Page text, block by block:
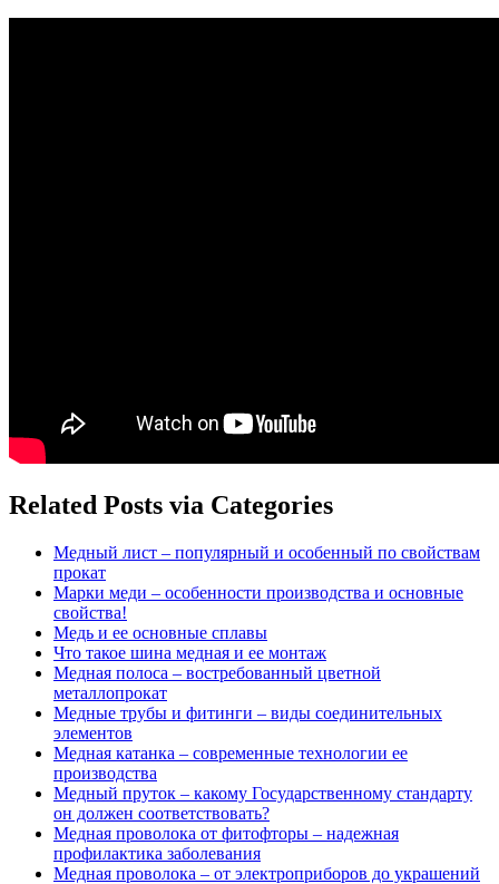
Related Posts via Categories
Медный лист – популярный и особенный по свойствам
прокат
Марки меди – особенности производства и основные
свойства!
Медь и ее основные сплавы
Что такое шина медная и ее монтаж
Медная полоса – востребованный цветной
металлопрокат
Медные трубы и фитинги – виды соединительных
элементов
Медная катанка – современные технологии ее
производства
Медный пруток – какому Государственному стандарту
он должен соответствовать?
Медная проволока от фитофторы – надежная
профилактика заболевания
Медная проволока – от электроприборов до украшений